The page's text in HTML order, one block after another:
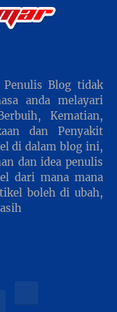
Blog tidak
anda melayari
Kematian,
dan Penyakit
di dalam blog ini,
dan idea penulis
dari mana mana
boleh di ubah,